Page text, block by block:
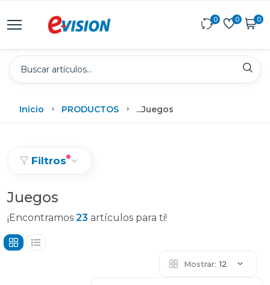
0 0 0
Inicio PRODUCTOS ...Juegos
Filtros
Juegos
¡Encontramos 23 artículos para ti!
Mostrar: 12